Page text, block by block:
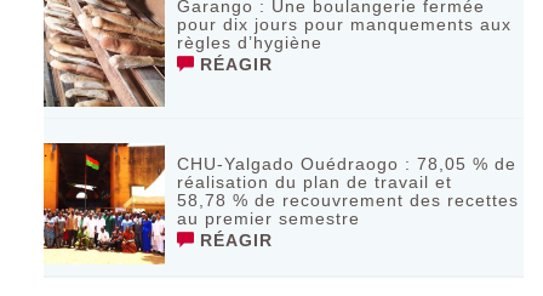
Garango : Une boulangerie fermée
pour dix jours pour manquements aux
règles d’hygiène
RÉAGIR
CHU-Yalgado Ouédraogo : 78,05 % de
réalisation du plan de travail et
58,78 % de recouvrement des recettes
au premier semestre
RÉAGIR